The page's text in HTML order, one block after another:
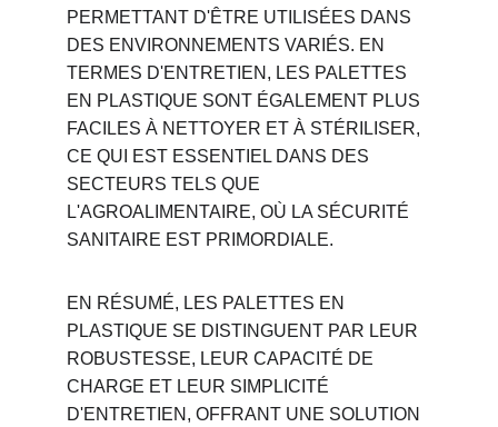
PERMETTANT D'ÊTRE UTILISÉES DANS
DES ENVIRONNEMENTS VARIÉS. EN
TERMES D'ENTRETIEN, LES PALETTES
EN PLASTIQUE SONT ÉGALEMENT PLUS
FACILES À NETTOYER ET À STÉRILISER,
CE QUI EST ESSENTIEL DANS DES
SECTEURS TELS QUE
L'AGROALIMENTAIRE, OÙ LA SÉCURITÉ
SANITAIRE EST PRIMORDIALE.
EN RÉSUMÉ, LES PALETTES EN
PLASTIQUE SE DISTINGUENT PAR LEUR
ROBUSTESSE, LEUR CAPACITÉ DE
CHARGE ET LEUR SIMPLICITÉ
D'ENTRETIEN, OFFRANT UNE SOLUTION